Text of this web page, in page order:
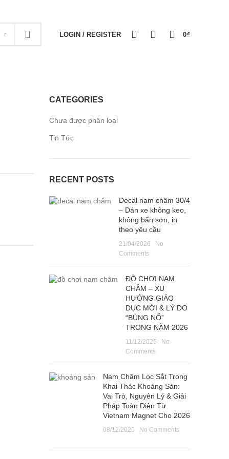
LOGIN / REGISTER 0₫
CATEGORIES
Chưa được phân loại
Tin Tức
RECENT POSTS
Decal nam châm 30/4
– Dán xe không keo,
không bẩn sơn, in
theo yêu cầu
21/04/2026
No
Comments
ĐỒ CHƠI NAM
CHÂM – XU
HƯỚNG GIÁO
DỤC MỚI & LÝ DO
“BÙNG NỔ”
TRONG NĂM 2026
11/12/2025
No
Comments
Nam Châm Lọc Sắt Trong
Khai Thác Khoáng Sản:
Vai Trò, Nguyên Lý & Giải
Pháp Toàn Diện Từ
Vietnam Magnet Cho 2026
08/12/2025 No Comments